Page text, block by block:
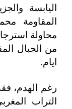
اليابسة
المقاومة
من الجبال
ايام.
رغم الهدم،
التراب